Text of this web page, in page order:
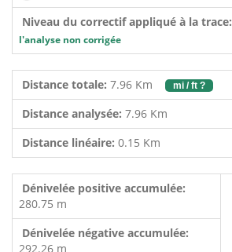
Niveau du correctif appliqué à la trace:
l'analyse non corrigée
Distance totale: 7.96 Km mi / ft ?
Distance analysée: 7.96 Km
Distance linéaire: 0.15 Km
Dénivelée positive accumulée:
280.75 m
Dénivelée négative accumulée:
292.26 m